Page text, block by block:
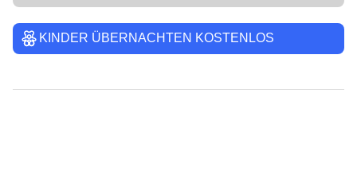
KINDER ÜBERNACHTEN KOSTENLOS